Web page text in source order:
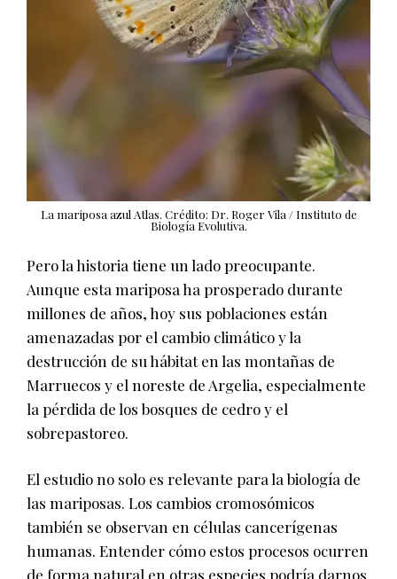
La mariposa azul Atlas. Crédito: Dr. Roger Vila / Instituto de
Biología Evolutiva.
Pero la historia tiene un lado preocupante.
Aunque esta mariposa ha prosperado durante
millones de años, hoy sus poblaciones están
amenazadas por el cambio climático y la
destrucción de su hábitat en las montañas de
Marruecos y el noreste de Argelia, especialmente
la pérdida de los bosques de cedro y el
sobrepastoreo.
El estudio no solo es relevante para la biología de
las mariposas. Los cambios cromosómicos
también se observan en células cancerígenas
humanas. Entender cómo estos procesos ocurren
de forma natural en otras especies podría darnos